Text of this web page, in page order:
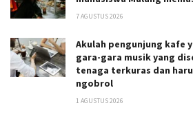
7 AGUSTUS 2026
Akulah pengunjung kafe
gara-gara musik yang
tenaga terkuras dan
ngobrol
1 AGUSTUS 2026